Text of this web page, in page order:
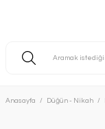
Anasayfa Düğün - Nikah